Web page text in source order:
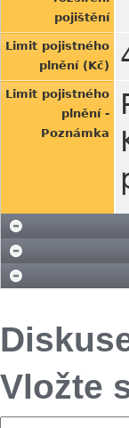
pojištění
Limit pojistného
plnění (Kč)
Limit pojistného
plnění -
Poznámka
Vložte